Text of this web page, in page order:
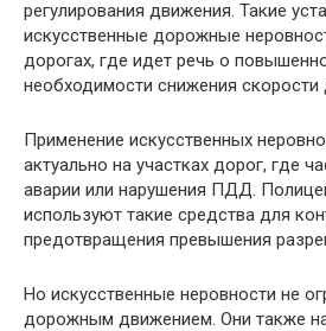
регулирования движения. Такие
искусственные дорожные
дорогах, где идет речь о
необходимости снижения скорости
Применение искусственных
актуально на участках дорог, где
аварии или нарушения ПДД.
используют такие средства для
предотвращения превышения
Но искусственные неровности не
дорожным движением. Они также